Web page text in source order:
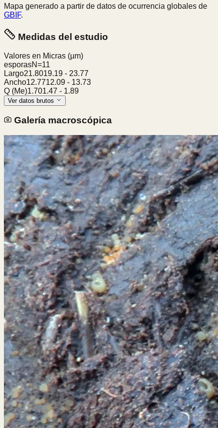
Mapa generado a partir de datos de ocurrencia globales de
GBIF.
Medidas del estudio
Valores en Micras (µm)
esporasN=11
Largo21.8019.19 - 23.77
Ancho12.7712.09 - 13.73
Q (Me)1.701.47 - 1.89
Ver datos brutos
Galería macroscópica